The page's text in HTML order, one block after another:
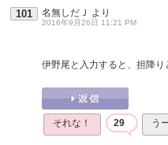
101 名無しだＪ より
2016年9月26日 11:21 PM
伊野尾と入力すると、担降り
それな！ 29 う